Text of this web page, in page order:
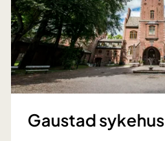
Gaustad sykehus